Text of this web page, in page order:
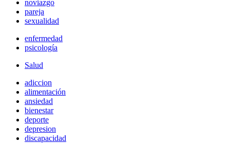
noviazgo
pareja
sexualidad
enfermedad
psicología
Salud
adiccion
alimentación
ansiedad
bienestar
deporte
depresion
discapacidad